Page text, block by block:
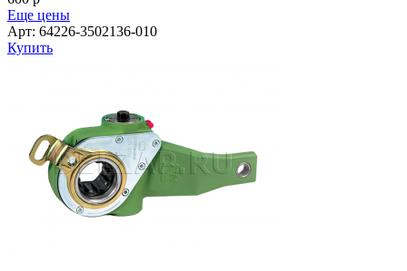
Еще цены
Арт: 64226-3502136-010
Купить